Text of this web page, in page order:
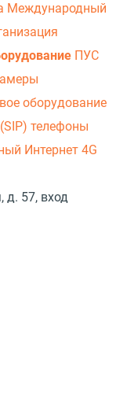
Международный
ПУС
оборудование
телефоны
Интернет 4G
д. 57, вход